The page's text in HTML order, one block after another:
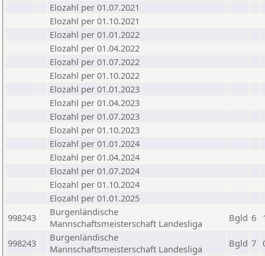
Elozahl per 01.07.2021
Elozahl per 01.10.2021
Elozahl per 01.01.2022
Elozahl per 01.04.2022
Elozahl per 01.07.2022
Elozahl per 01.10.2022
Elozahl per 01.01.2023
Elozahl per 01.04.2023
Elozahl per 01.07.2023
Elozahl per 01.10.2023
Elozahl per 01.01.2024
Elozahl per 01.04.2024
Elozahl per 01.07.2024
Elozahl per 01.10.2024
Elozahl per 01.01.2025
998243
Burgenländische
Mannschaftsmeisterschaft Landesliga
Bgld 6
998243
Burgenländische
Mannschaftsmeisterschaft Landesliga
Bgld 7